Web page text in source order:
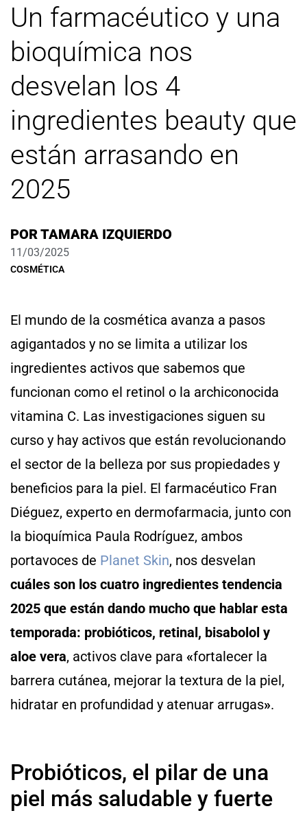
Un farmacéutico y una
bioquímica nos
desvelan los 4
ingredientes beauty que
están arrasando en
2025
PORTAMARA IZQUIERDO
11/03/2025
COSMÉTICA
El mundo de la cosmética avanza a pasos
agigantados y no se limita a utilizar los
ingredientes activos que sabemos que
funcionan como el retinol o la archiconocida
vitamina C. Las investigaciones siguen su
curso y hay activos que están revolucionando
el sector de la belleza por sus propiedades y
beneficios para la piel. El farmacéutico Fran
Diéguez, experto en dermofarmacia, junto con
la bioquímica Paula Rodríguez, ambos
portavoces de Planet Skin, nos desvelan
cuáles son los cuatro ingredientes tendencia
2025 que están dando mucho que hablar esta
temporada: probióticos, retinal, bisabolol y
aloe vera, activos clave para «fortalecer la
barrera cutánea, mejorar la textura de la piel,
hidratar en profundidad y atenuar arrugas».
Probióticos, el pilar de una
piel más saludable y fuerte